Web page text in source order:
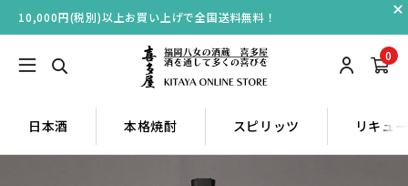
10,000円(税別)以上お買い上げで全国送料無料！
0
日本酒 本格焼酎 スピリッツ リキュ